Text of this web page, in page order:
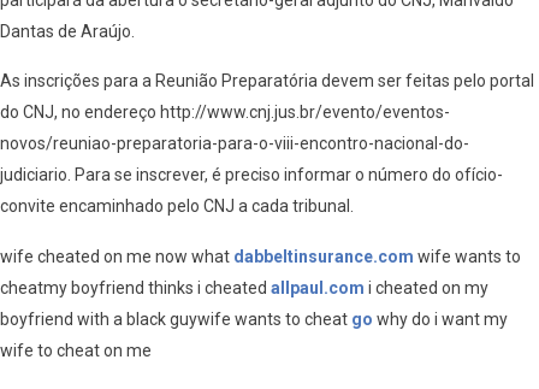
Dantas de Araújo.
As inscrições para a Reunião Preparatória devem ser feitas pelo portal
do CNJ, no endereço http://www.cnj.jus.br/evento/eventos-
novos/reuniao-preparatoria-para-o-viii-encontro-nacional-do-
judiciario. Para se inscrever, é preciso informar o número do ofício-
convite encaminhado pelo CNJ a cada tribunal.
wife cheated on me now what dabbeltinsurance.com wife wants to
cheatmy boyfriend thinks i cheated allpaul.com i cheated on my
boyfriend with a black guywife wants to cheat go why do i want my
wife to cheat on me